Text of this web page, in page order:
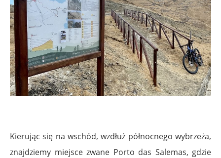
Kierując się na wschód, wzdłuż północnego wybrzeża,
znajdziemy miejsce zwane Porto das Salemas, gdzie